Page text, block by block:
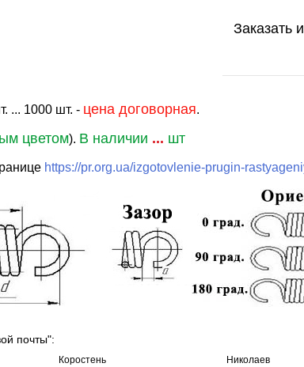
Заказать
... 1000 шт. - цена договорная.
цветом). В наличии ... шт
https://pr.org.ua/izgotovlenie-prugin-
почты":
Коростень
Николаев